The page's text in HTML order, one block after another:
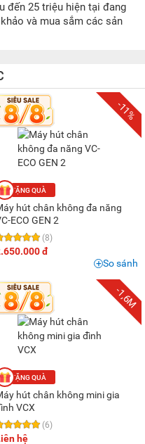
đến 25 triệu hiện tại đang
và mua sắm các sản
-11%
hút chân không đa năng
ECO GEN 2
(8)
đ
So sánh
-1,6M
hút chân không mini gia
VCX
(6)
hệ